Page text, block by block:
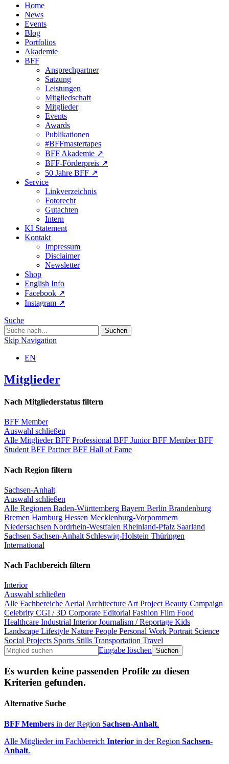
Home
News
Events
Blog
Portfolios
Akademie
BFF
Ansprechpartner
Satzung
Leistungen
Mitgliedschaft
Mitglieder
Events
Awards
Publikationen
#BFFmastertapes
BFF Akademie ↗︎
BFF-Förderpreis ↗︎
50 Jahre BFF ↗︎
Service
Linkverzeichnis
Fotorecht
Gutachten
Intern
KI Statement
Kontakt
Impressum
Disclaimer
Newsletter
Shop
English Info
Facebook ↗︎
Instagram ↗︎
Suche
Skip Navigation
EN
Mitglieder
Nach Mitgliederstatus filtern
BFF Member
Auswahl schließen
Alle MitgliederBFF Professional BFF JuniorBFF MemberBFF
Student BFF PartnerBFF Hall of Fame
Nach Region filtern
Sachsen-Anhalt
Auswahl schließen
Alle Regionen Baden-Württemberg Bayern Berlin Brandenburg
Bremen Hamburg Hessen Mecklenburg-Vorpommern
Niedersachsen Nordrhein-Westfalen Rheinland-Pfalz Saarland
Sachsen Sachsen-Anhalt Schleswig-Holstein Thüringen
International
Nach Fachbereich filtern
Interior
Auswahl schließen
Alle Fachbereiche Aerial Architecture Art Project Beauty Campaign
Celebrity CGI / 3D Corporate Editorial Fashion Film Food
Healthcare Industrial InteriorJournalism / Reportage Kids
Landscape Lifestyle Nature People Personal Work Portrait Science
Social Projects Sports Stills Transportation Travel
Eingabe löschen
Es wurden keine passenden Profile zu diesen
Kriterien gefunden.
Alternative Suche
BFF Members in der Region Sachsen-Anhalt.
Alle Mitglieder im Fachbereich Interior in der Region Sachsen-
Anhalt.